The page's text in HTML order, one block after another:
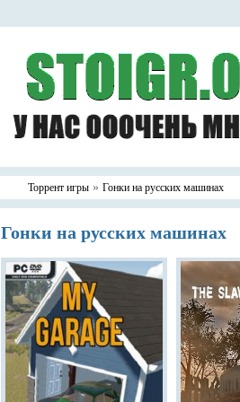
Торрент игры » Гонки на русских машинах
Гонки на русских машинах